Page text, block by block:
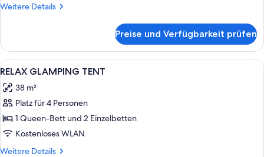
Weitere Details
Weitere
Premium-
Unterkunft
Preise und Verfügbarkeit prüfen
Alle
Fotos
für
RELAX
GLAMPING
TENT
anzeigen
Zimmersafe, kostenloses WLAN,
9
RELAX GLAMPING TENT
38 m²
Platz für 4 Personen
1 Queen-Bett und 2 Einzelbetten
Kostenloses WLAN
Weitere Details
Weitere